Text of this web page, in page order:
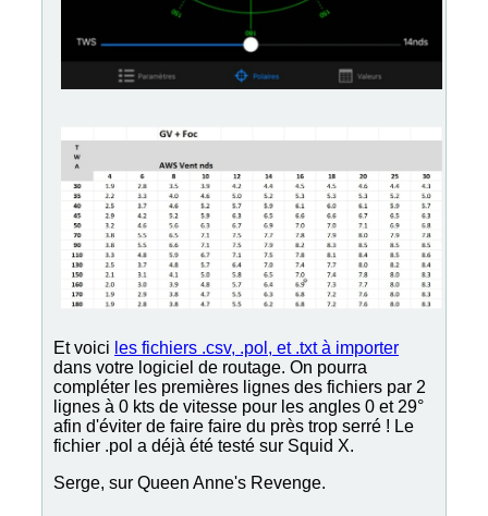
Et voici les fichiers .csv, .pol, et .txt à importer
dans votre logiciel de routage. On pourra
compléter les premières lignes des fichiers par 2
lignes à 0 kts de vitesse pour les angles 0 et 29°
afin d'éviter de faire faire du près trop serré ! Le
fichier .pol a déjà été testé sur Squid X.
Serge, sur Queen Anne's Revenge.